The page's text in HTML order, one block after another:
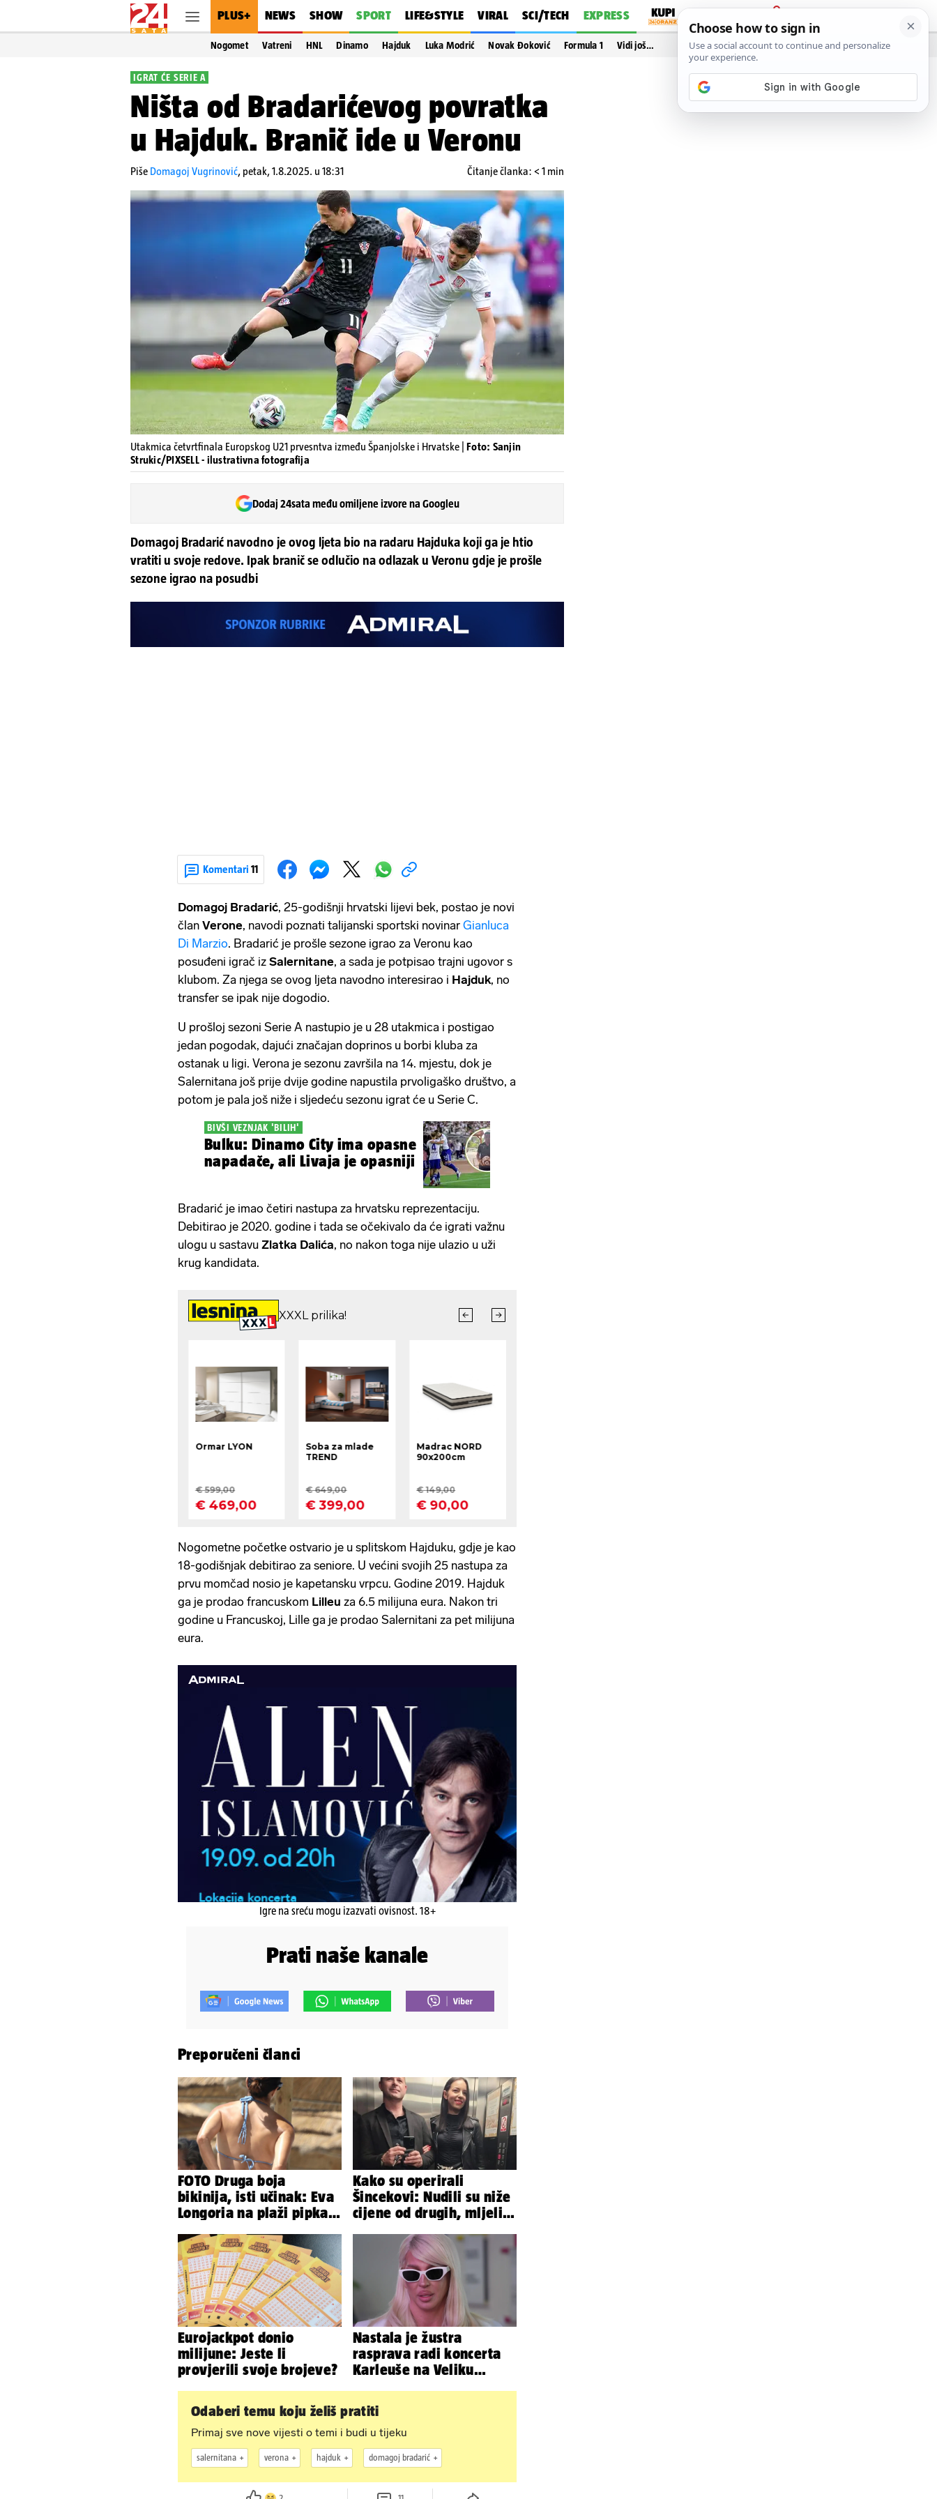
PLUS+ NEWS SHOW SPORT LIFE&STYLE VIRAL SCI/TECH EXPRESS
PRIJAVA
Nogomet Vatreni HNL Dinamo Hajduk Luka Modrić Novak Đoković Formula 1 Vidi još…
IGRAT ĆE SERIE A
Ništa od Bradarićevog povratka
u Hajduk. Branič ide u Veronu
Piše Domagoj Vugrinović, petak, 1.8.2025. u 18:31 Čitanje članka: < 1 min
Utakmica četvrtfinala Europskog U21 prvesntva između Španjolske i Hrvatske | Foto: Sanjin
Strukic/PIXSELL - ilustrativna fotografija
Dodaj 24sata među omiljene izvore na Googleu
Domagoj Bradarić navodno je ovog ljeta bio na radaru Hajduka koji ga je htio
vratiti u svoje redove. Ipak branič se odlučio na odlazak u Veronu gdje je prošle
sezone igrao na posudbi
Komentari 11
Domagoj Bradarić, 25-godišnji hrvatski lijevi bek, postao je novi
član Verone, navodi poznati talijanski sportski novinar Gianluca
Di Marzio. Bradarić je prošle sezone igrao za Veronu kao
posuđeni igrač iz Salernitane, a sada je potpisao trajni ugovor s
klubom. Za njega se ovog ljeta navodno interesirao i Hajduk, no
transfer se ipak nije dogodio.
U prošloj sezoni Serie A nastupio je u 28 utakmica i postigao
jedan pogodak, dajući značajan doprinos u borbi kluba za
ostanak u ligi. Verona je sezonu završila na 14. mjestu, dok je
Salernitana još prije dvije godine napustila prvoligaško društvo, a
potom je pala još niže i sljedeću sezonu igrat će u Serie C.
BIVŠI VEZNJAK 'BILIH'
Bulku: Dinamo City ima opasne
napadače, ali Livaja je opasniji
Bradarić je imao četiri nastupa za hrvatsku reprezentaciju.
Debitirao je 2020. godine i tada se očekivalo da će igrati važnu
ulogu u sastavu Zlatka Dalića, no nakon toga nije ulazio u uži
krug kandidata.
Nogometne početke ostvario je u splitskom Hajduku, gdje je kao
18-godišnjak debitirao za seniore. U većini svojih 25 nastupa za
prvu momčad nosio je kapetansku vrpcu. Godine 2019. Hajduk
ga je prodao francuskom Lilleu za 6.5 milijuna eura. Nakon tri
godine u Francuskoj, Lille ga je prodao Salernitani za pet milijuna
eura.
Igre na sreću mogu izazvati ovisnost. 18+
Prati naše kanale
Preporučeni članci
FOTO Druga boja
bikinija, isti učinak: Eva
Longoria na plaži pipkala
Kako su operirali
Šincekovi: Nudili su niže
cijene od drugih, mljeli
Eurojackpot donio
milijune: Jeste li
provjerili svoje brojeve?
Nastala je žustra
rasprava radi koncerta
Karleuše na Veliku
Odaberi temu koju želiš pratiti
Primaj sve nove vijesti o temi i budi u tijeku
salernitana verona hajduk domagoj bradarić